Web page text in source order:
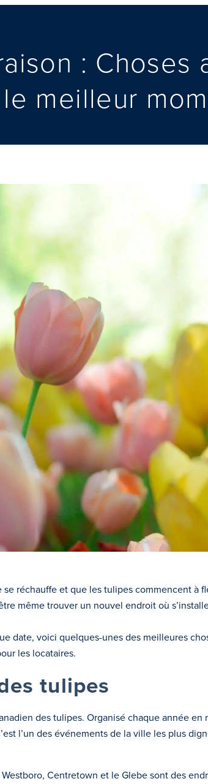
: Choses
meilleur
réchauffe et que les tulipes commencent à
même trouver un nouvel endroit où
date, voici quelques-unes des meilleures
les locataires.
tulipes
des tulipes. Organisé chaque année en
l’un des événements de la ville les plus
Centretown et le Glebe sont des